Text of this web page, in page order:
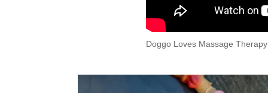
Doggo Loves Massage